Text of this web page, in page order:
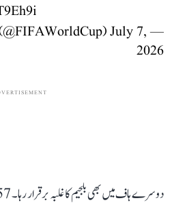
— FIFA World Cup (@FIFAWorldCup)
July 7,
2026